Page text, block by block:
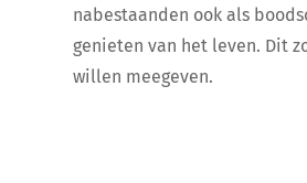
nabestaanden ook als
genieten van het leven. Dit
willen meegeven.